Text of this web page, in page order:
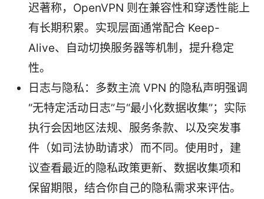
迟著称，OpenVPN 则在兼容性和穿透性能上
有长期积累。实现层面通常配合 Keep-
Alive、自动切换服务器等机制，提升稳定
性。
日志与隐私：多数主流 VPN 的隐私声明强调
“无特定活动日志”与“最小化数据收集”；实际
执行会因地区法规、服务条款、以及突发事
件（如司法协助请求）而不同。使用时，建
议查看最近的隐私政策更新、数据收集项和
保留期限，结合你自己的隐私需求来评估。